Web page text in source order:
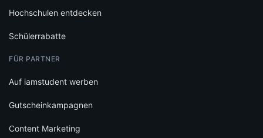
Hochschulen entdecken
Schülerrabatte
FÜR PARTNER
Auf iamstudent werben
Gutscheinkampagnen
Content Marketing